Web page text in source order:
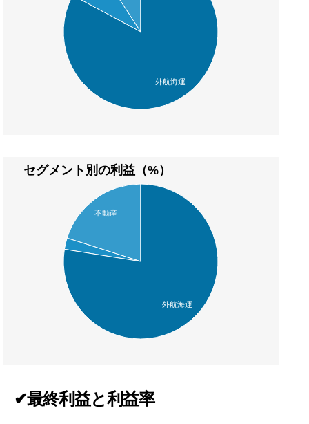
外航海運
セグメント別の利益（%）
不動産
外航海運
✔最終利益と利益率